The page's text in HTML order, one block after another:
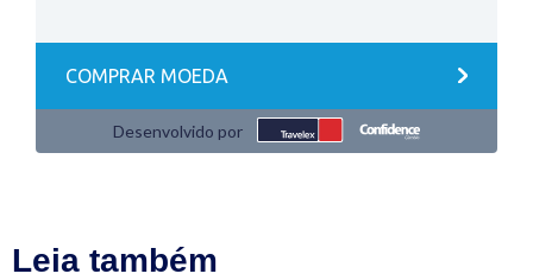
Leia também